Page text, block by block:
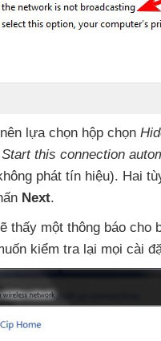
lựa chọn hộp chọn
Start this connection
phát tín hiệu). Hai
Next.
thấy một thông báo cho
kiểm tra lại mọi cài